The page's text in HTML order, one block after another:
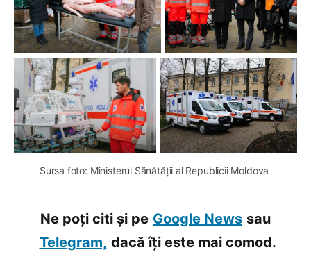
Sursa foto: Ministerul Sănătății al Republicii Moldova
Ne poți citi și pe Google News sau
Telegram, dacă îți este mai comod.